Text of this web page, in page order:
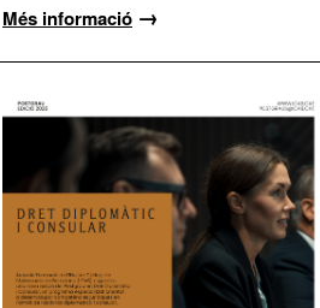
Més informació →